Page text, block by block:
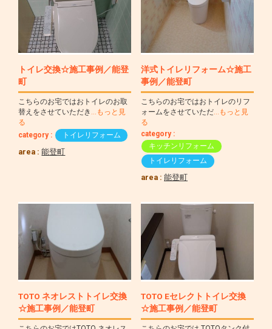
トイレ交換☆施工事例／能登
町
こちらのお宅ではおトイレのお取
替えをさせていただき …もっと見
る
category :
トイレリフォーム
area :能登町
洋式トイレリフォーム☆施工
事例／能登町
こちらのお宅ではおトイレのリフ
ォームをさせていただ…もっと見
る
category :
キッチンリフォーム
トイレリフォーム
area :能登町
TOTO ネオレストトイレ交換
☆施工事例／能登町
TOTO Eセレクトトイレ交換
☆施工事例／能登町